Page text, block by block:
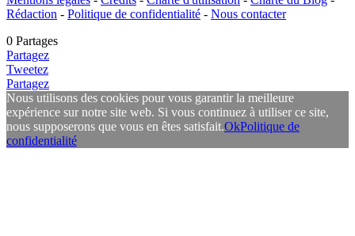
Rédaction - Politique de confidentialité - Nous contacter
0 Partages
Partagez
Tweetez
Partagez
Nous utilisons des cookies pour vous garantir la meilleure
expérience sur notre site web. Si vous continuez à utiliser ce site,
nous supposerons que vous en êtes satisfait.OkPolitique de
confidentialité